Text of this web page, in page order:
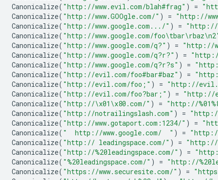
Canonicalize( "http://www.evil.com/blah#frag" ) =
Canonicalize( "http://www.GOOgle.com/" ) = "http://
Canonicalize( "http://www.google.com.../" ) = "http://
Canonicalize( "http://www.google.com/foo\tbar\rbaz\n
Canonicalize( "http://www.google.com/q?" ) = "http://
Canonicalize( "http://www.google.com/q?r?" ) = "http://
Canonicalize( "http://www.google.com/q?r?s" ) =
Canonicalize( "http://evil.com/foo#bar#baz" ) =
Canonicalize( "http://evil.com/foo;" ) = "http://
Canonicalize( "http://evil.com/foo?bar;" ) = "http://
Canonicalize( "http://\x01\x80 .com/" ) = "http://%01%
Canonicalize( "http://notrailingslash.com" ) =
Canonicalize( "http://www.gotaport.com:1234/" ) =
Canonicalize( "  http://www.google.com/  " ) = "http://
Canonicalize( "http:// leadingspace.com/" ) = "http://
Canonicalize( "http://%20leadingspace.com/" ) =
Canonicalize( "%20leadingspace.com/" ) = "http://
Canonicalize( "https://www.securesite.com/" ) =